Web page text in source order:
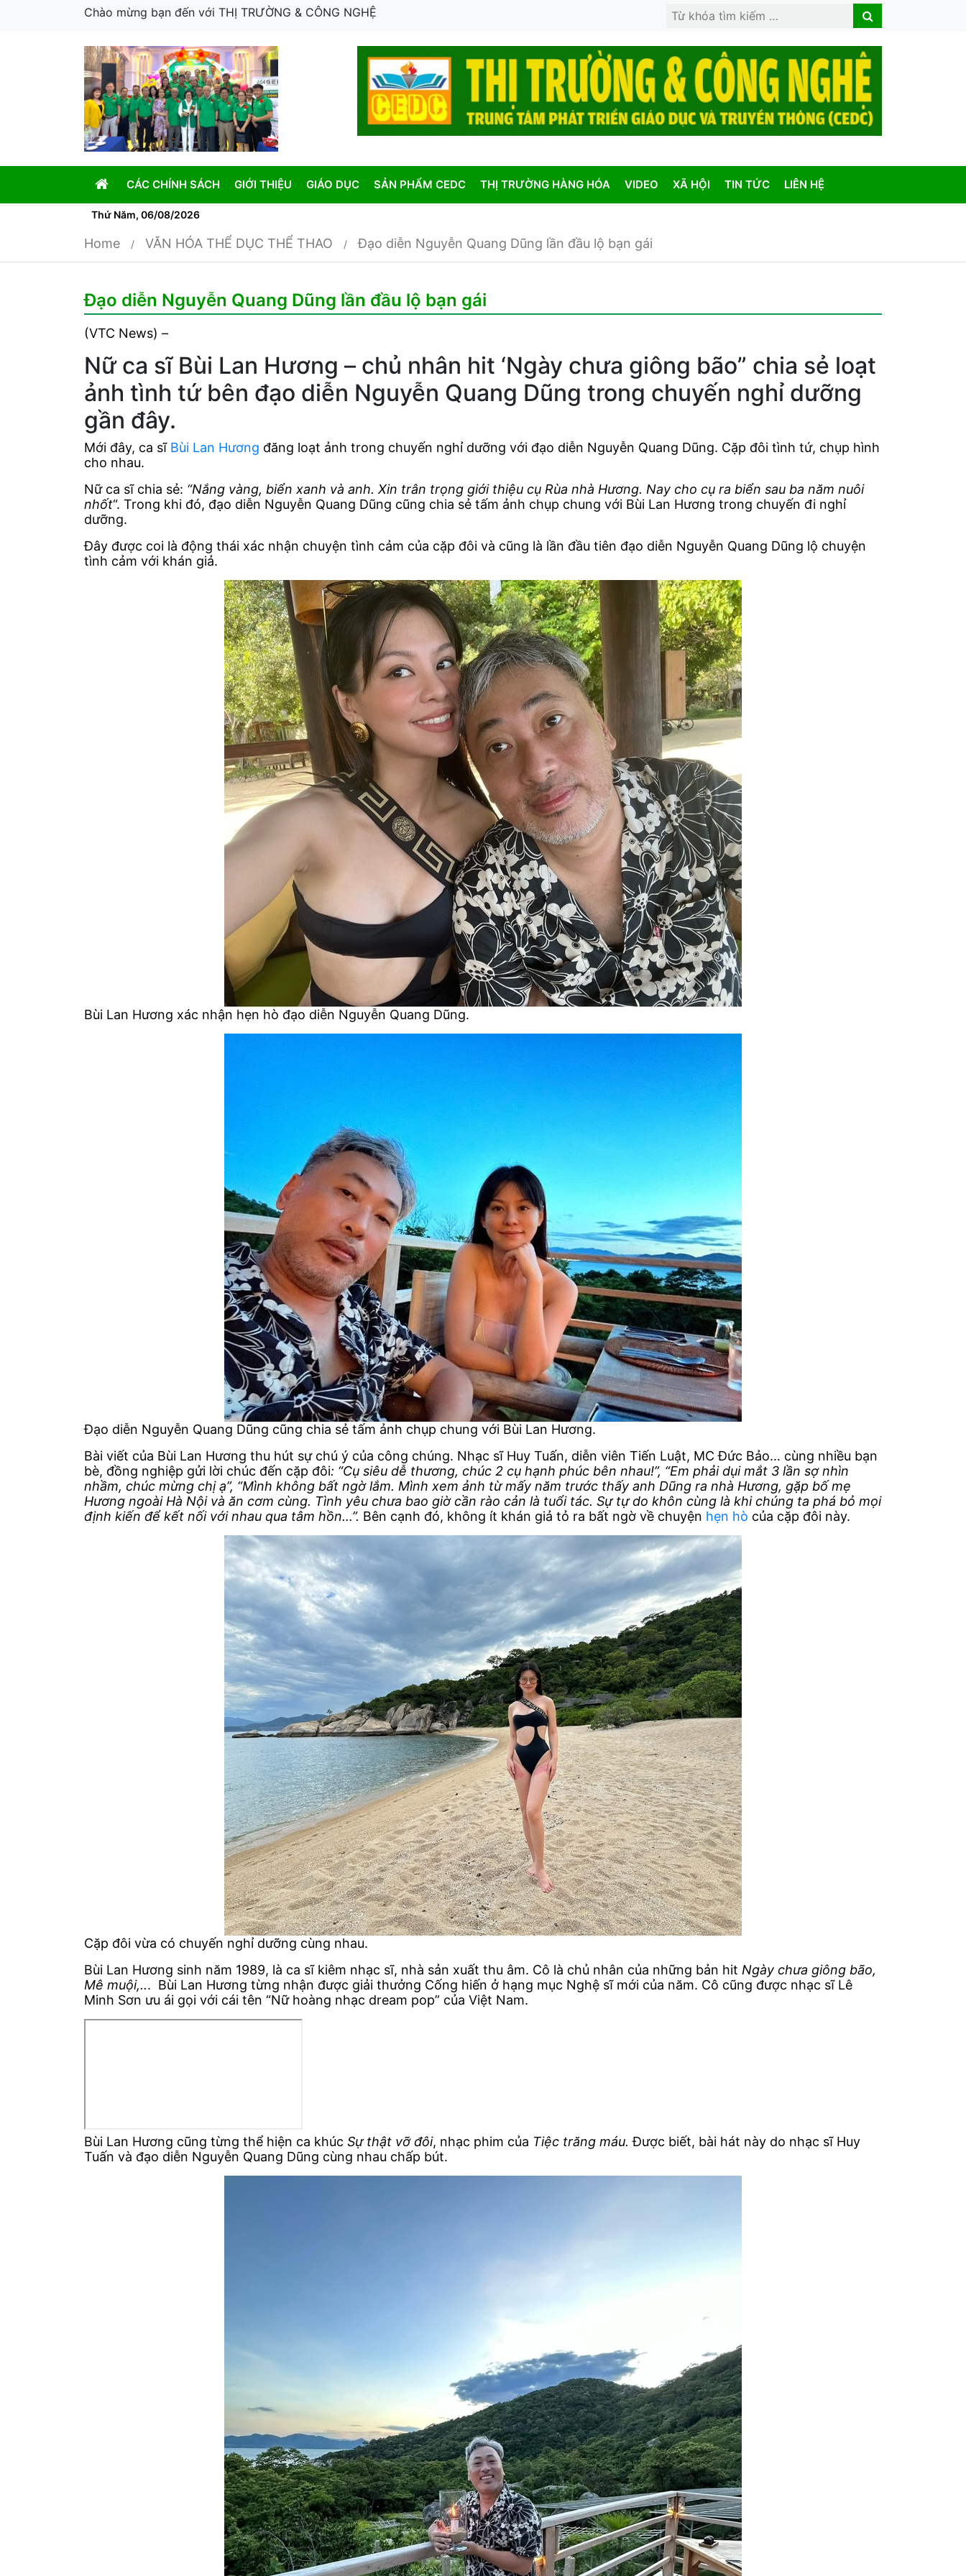
Chào mừng bạn đến với THỊ TRƯỜNG & CÔNG NGHỆ
Search
Search
CÁC CHÍNH SÁCH GIỚI THIỆU GIÁO DỤC SẢN PHẨM CEDC THỊ TRƯỜNG HÀNG HÓA VIDEO XÃ HỘI TIN TỨC LIÊN HỆ
Thứ Năm, 06/08/2026
Home VĂN HÓA THỂ DỤC THỂ THAO Đạo diễn Nguyễn Quang Dũng lần đầu lộ bạn gái
Đạo diễn Nguyễn Quang Dũng lần đầu lộ bạn gái
(VTC News) –
Nữ ca sĩ Bùi Lan Hương – chủ nhân hit ‘Ngày chưa giông bão” chia sẻ loạt
ảnh tình tứ bên đạo diễn Nguyễn Quang Dũng trong chuyến nghỉ dưỡng
gần đây.
Mới đây, ca sĩ Bùi Lan Hương đăng loạt ảnh trong chuyến nghỉ dưỡng với đạo diễn Nguyễn Quang Dũng. Cặp đôi tình tứ, chụp hình
cho nhau.
Nữ ca sĩ chia sẻ: “Nắng vàng, biển xanh và anh. Xin trân trọng giới thiệu cụ Rùa nhà Hương. Nay cho cụ ra biển sau ba năm nuôi
nhốt“. Trong khi đó, đạo diễn Nguyễn Quang Dũng cũng chia sẻ tấm ảnh chụp chung với Bùi Lan Hương trong chuyến đi nghỉ
dưỡng.
Đây được coi là động thái xác nhận chuyện tình cảm của cặp đôi và cũng là lần đầu tiên đạo diễn Nguyễn Quang Dũng lộ chuyện
tình cảm với khán giả.
Bùi Lan Hương xác nhận hẹn hò đạo diễn Nguyễn Quang Dũng.
Đạo diễn Nguyễn Quang Dũng cũng chia sẻ tấm ảnh chụp chung với Bùi Lan Hương.
Bài viết của Bùi Lan Hương thu hút sự chú ý của công chúng. Nhạc sĩ Huy Tuấn, diễn viên Tiến Luật, MC Đức Bảo… cùng nhiều bạn
bè, đồng nghiệp gửi lời chúc đến cặp đôi: “Cụ siêu dễ thương, chúc 2 cụ hạnh phúc bên nhau!”, “Em phải dụi mắt 3 lần sợ nhìn
nhầm, chúc mừng chị ạ”, “Mình không bất ngờ lắm. Mình xem ảnh từ mấy năm trước thấy anh Dũng ra nhà Hương, gặp bố mẹ
Hương ngoài Hà Nội và ăn cơm cùng. Tình yêu chưa bao giờ cần rào cản là tuổi tác. Sự tự do khôn cùng là khi chúng ta phá bỏ mọi
định kiến để kết nối với nhau qua tâm hồn…”. Bên cạnh đó, không ít khán giả tỏ ra bất ngờ về chuyện hẹn hò của cặp đôi này.
Cặp đôi vừa có chuyến nghỉ dưỡng cùng nhau.
Bùi Lan Hương sinh năm 1989, là ca sĩ kiêm nhạc sĩ, nhà sản xuất thu âm. Cô là chủ nhân của những bản hit Ngày chưa giông bão,
Mê muội,... Bùi Lan Hương từng nhận được giải thưởng Cống hiến ở hạng mục Nghệ sĩ mới của năm. Cô cũng được nhạc sĩ Lê
Minh Sơn ưu ái gọi với cái tên “Nữ hoàng nhạc dream pop” của Việt Nam.
Bùi Lan Hương cũng từng thể hiện ca khúc Sự thật vỡ đôi, nhạc phim của Tiệc trăng máu. Được biết, bài hát này do nhạc sĩ Huy
Tuấn và đạo diễn Nguyễn Quang Dũng cùng nhau chấp bút.